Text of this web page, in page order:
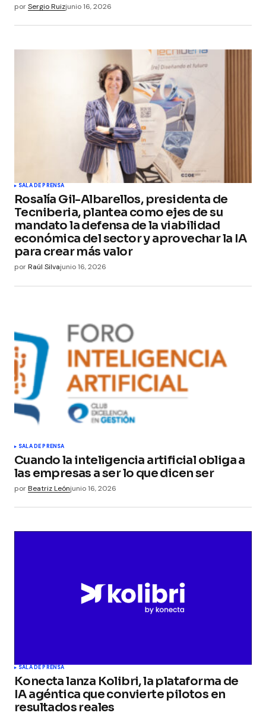
porSergio Ruizjunio 16, 2026
SALA DE PRENSA
Rosalía Gil-Albarellos, presidenta de
Tecniberia, plantea como ejes de su
mandato la defensa de la viabilidad
económica del sector y aprovechar la IA
para crear más valor
porRaúl Silvajunio 16, 2026
SALA DE PRENSA
Cuando la inteligencia artificial obliga a
las empresas a ser lo que dicen ser
porBeatriz Leónjunio 16, 2026
SALA DE PRENSA
Konecta lanza Kolibri, la plataforma de
IA agéntica que convierte pilotos en
resultados reales